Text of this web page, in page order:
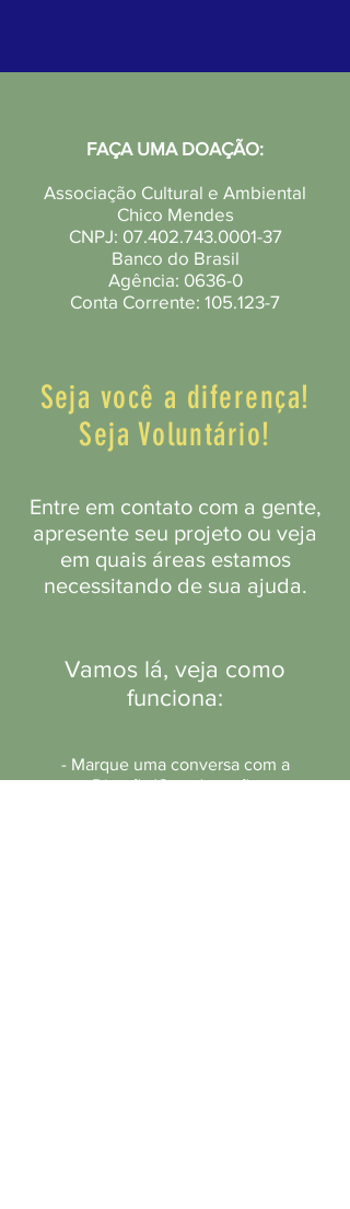
Seja você a diferença!
Seja Voluntário!
Entre em contato com a gente,
apresente seu projeto ou veja
em quais áreas estamos
necessitando de sua ajuda.
Vamos lá, veja como
funciona:
- Marque uma conversa com a
Direção/Coordenação
FAÇA UMA DOAÇÃO:
Associação Cultural e Ambiental
Chico Mendes
CNPJ: 07.402.743.0001-37
Banco do Brasil
Agência: 0636-0
Conta Corrente: 105.123-7